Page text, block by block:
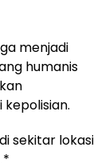
menjadi
humanis
sekitar lokasi
*